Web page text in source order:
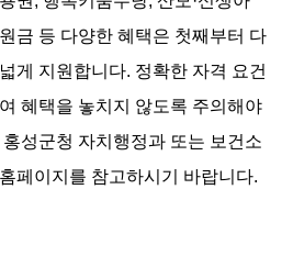
금 등 다양한 혜택은 첫째부터 다
게 지원합니다. 정확한 자격 요건
혜택을 놓치지 않도록 주의해야
성군청 자치행정과 또는 보건소
페이지를 참고하시기 바랍니다.